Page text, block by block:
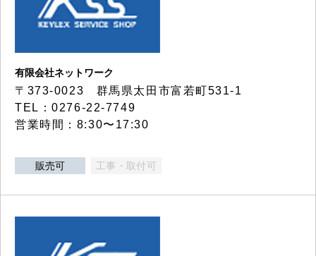
有限会社ネットワーク
〒373-0023 群馬県太田市富若町531-1
TEL：0276-22-7749
営業時間：8:30〜17:30
販売可 工事・取付可